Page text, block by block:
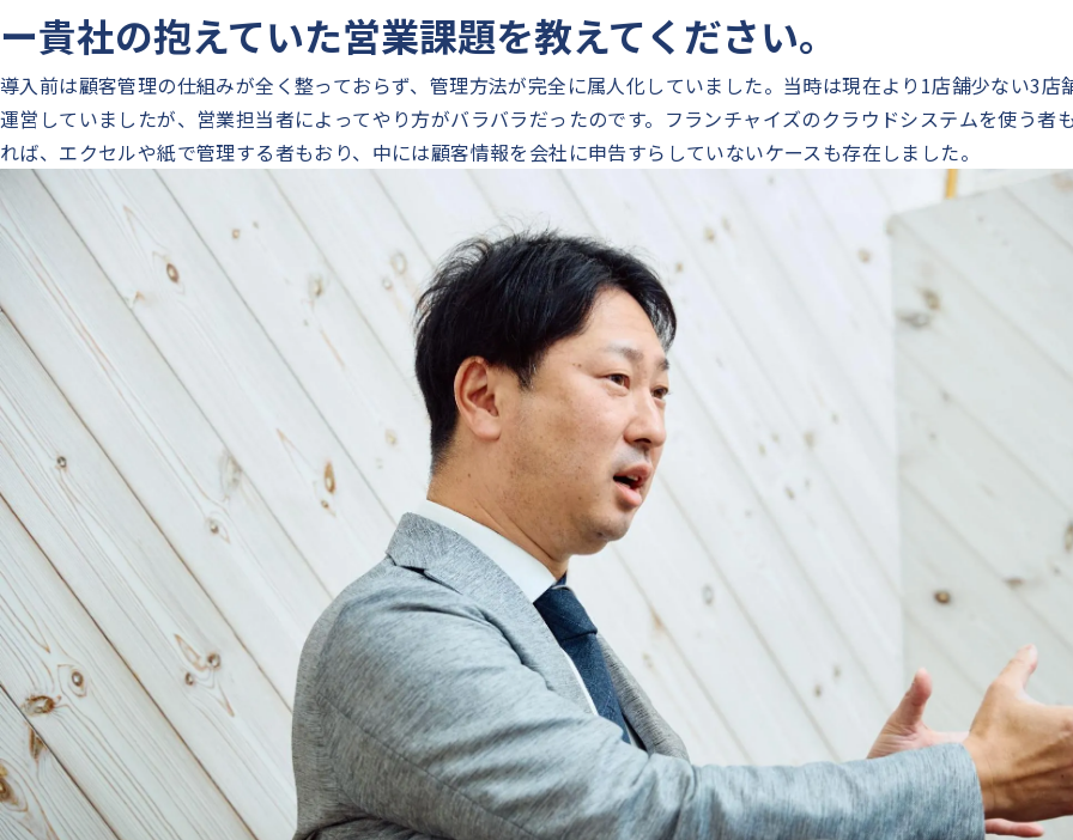
ー貴社の抱えていた営業課題を教えてください。
導入前は顧客管理の仕組みが全く整っておらず、管理方法が完全に属人化していました。当時は現在より1店舗少ない3店
運営していましたが、営業担当者によってやり方がバラバラだったのです。フランチャイズのクラウドシステムを使う者
れば、エクセルや紙で管理する者もおり、中には顧客情報を会社に申告すらしていないケースも存在しました。